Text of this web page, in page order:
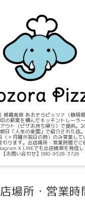
朝霧高原 あおぞらピッツァ（静岡
の薪窯を積んだキッチントレーラ
ウト（ピザお持ち帰り）で提供。
日「人生の楽園」で紹介された店。
（＋月曜が祝日の時）のみ営業して
わります。出店場所・営業時間でご
X LINEでも出店情報を発信し
【お問い合わせ】080-9528-5726
場所・営業時